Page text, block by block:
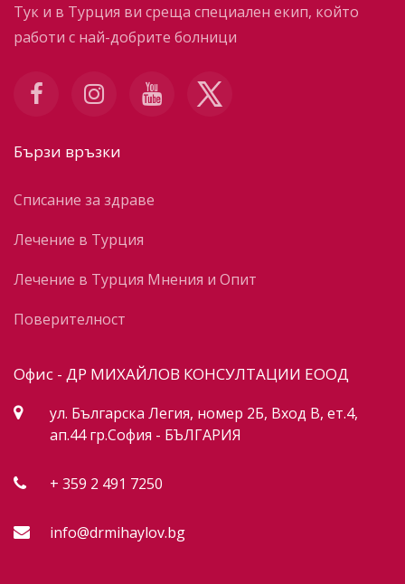
Тук и в Турция ви среща специален екип, който
работи с най-добрите болници
Бързи връзки
Списание за здраве
Лечение в Турция
Лечение в Турция Мнения и Опит
Поверителност
Офис - ДР МИХАЙЛОВ КОНСУЛТАЦИИ ЕООД
ул. Българска Легия, номер 2Б, Вход В, ет.4,
ап.44 гр.София - БЪЛГАРИЯ
+ 359 2 491 7250
info@drmihaylov.bg